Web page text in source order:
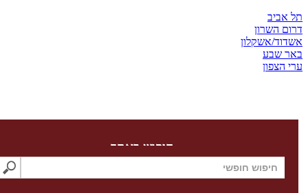
אשקלון
חיפוש באתר